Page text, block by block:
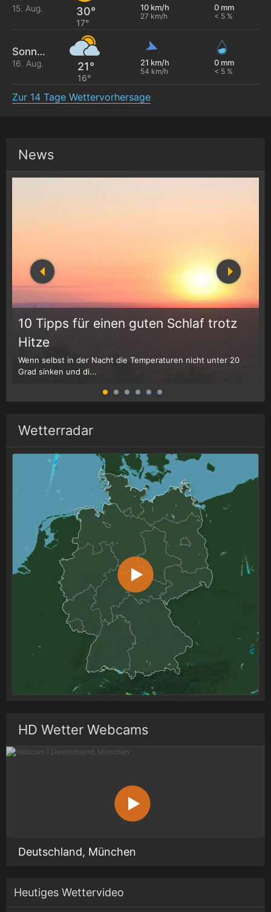
15. Aug. 30°
17°
10 km/h
27 km/h
0 mm
< 5 %
Sonntag
16. Aug. 21°
16°
21 km/h
54 km/h
0 mm
< 5 %
Zur 14 Tage Wettervorhersage
News
10 Tipps für einen guten Schlaf trotz
Hitze
Wenn selbst in der Nacht die Temperaturen nicht unter 20
Grad sinken und di...
Wetterradar
HD Wetter Webcams
Deutschland, München
Heutiges Wettervideo